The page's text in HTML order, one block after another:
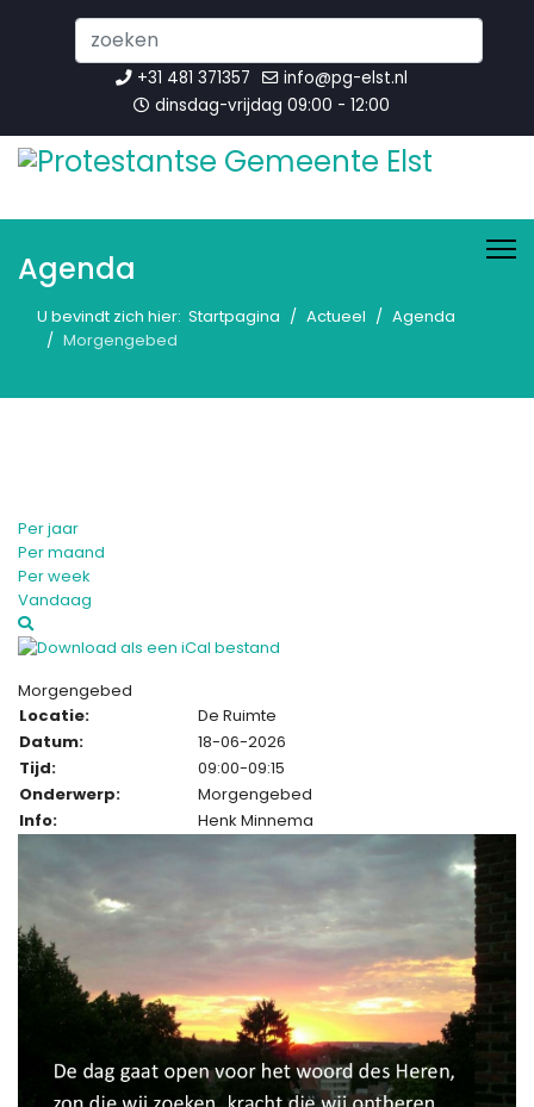
...
+31 481 371357
info@pg-elst.nl
dinsdag-vrijdag 09:00 - 12:00
Agenda
U bevindt zich hier: Startpagina Actueel
Agenda
Morgengebed
Per jaar
Per maand
Per week
Vandaag
Morgengebed
Locatie:
De Ruimte
Datum:
18-06-2026
Tijd:
09:00-09:15
Onderwerp:
Morgengebed
Info:
Henk Minnema